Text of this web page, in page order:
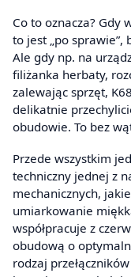
Co to oznacza?
to jest „po sprawie”,
Ale gdy np. na
filiżanka herbaty,
zalewając sprzęt,
delikatnie
obudowie. To bez
Przede wszystkim
techniczny jednej z
mechanicznych,
umiarkowanie
współpracuje z
obudową o
rodzaj